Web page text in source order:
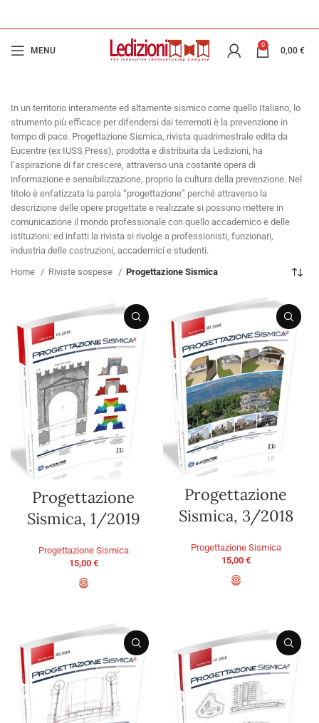
MENU
0
0,00 €
In un territorio interamente ed altamente sismico come quello Italiano, lo
strumento più efficace per difendersi dai terremoti è la prevenzione in
tempo di pace. Progettazione Sismica, rivista quadrimestrale edita da
Eucentre (ex IUSS Press), prodotta e distribuita da Ledizioni, ha
l’aspirazione di far crescere, attraverso una costante opera di
informazione e sensibilizzazione, proprio la cultura della prevenzione. Nel
titolo è enfatizzata la parola “progettazione” perché attraverso la
descrizione delle opere progettate e realizzate si possono mettere in
comunicazione il mondo professionale con quello accademico e delle
istituzioni: ed infatti la rivista si rivolge a professionisti, funzionari,
industria delle costruzioni, accademici e studenti.
Home
Riviste sospese Progettazione Sismica
Progettazione
Sismica, 1/2019
Progettazione Sismica
15,00 €
Progettazione
Sismica, 3/2018
Progettazione Sismica
15,00 €